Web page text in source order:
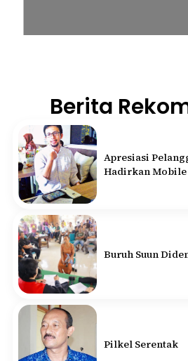
Berita
Apresiasi
Hadirkan Mobile
Buruh Suun
Pilkel Serentak